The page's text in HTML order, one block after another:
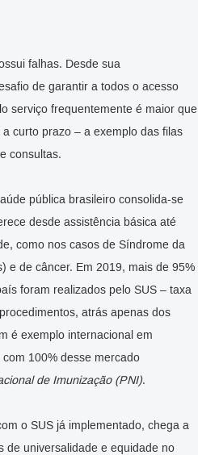
falhas. Desde sua
de garantir a todos o acesso
serviço frequentemente é maior que
curto prazo – a exemplo das filas
consultas.
pública brasileiro consolida-se
desde assistência básica até
como nos casos de Síndrome da
e de câncer. Em 2019, mais de 95%
foram realizados pelo SUS – taxa
atrás apenas dos
é exemplo internacional em
100% desse mercado
de Imunização (PNI).
o SUS já implementado, chega a
de universalidade e equidade no